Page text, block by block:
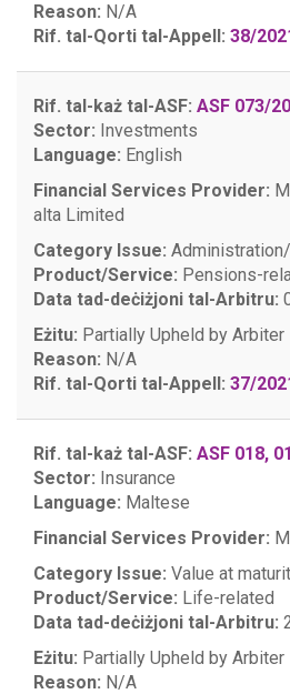
Reason: N/A
Rif. tal-Qorti tal-Appell: 38/
Rif. tal-każ tal-ASF: ASF 073/
Sector: Investments
Language: English
Financial Services Provider:
alta Limited
Category Issue:
Product/Service: Pensions-
Data tad-deċiżjoni tal-Arbitru:
Eżitu: Partially Upheld by Arbiter
Reason: N/A
Rif. tal-Qorti tal-Appell: 37/
Rif. tal-każ tal-ASF: ASF 018,
Sector: Insurance
Language: Maltese
Financial Services Provider:
Category Issue: Value at
Product/Service: Life-related
Data tad-deċiżjoni tal-Arbitru:
Eżitu: Partially Upheld by Arbiter
Reason: N/A